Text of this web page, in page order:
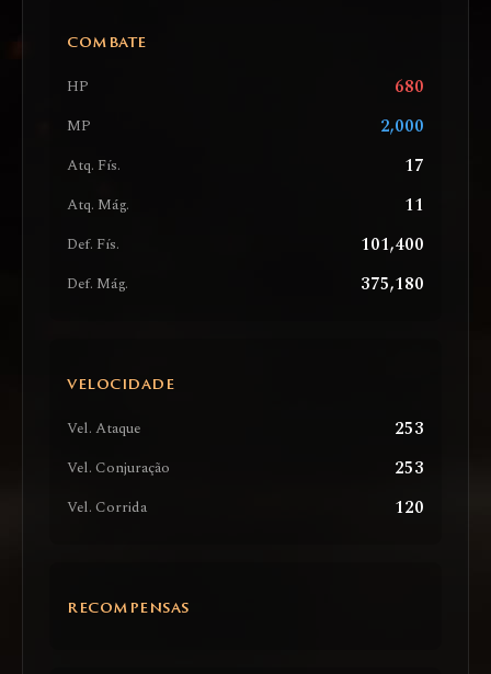
COMBATE
HP 680
MP 2,000
Atq. Fís. 17
Atq. Mág. 11
Def. Fís. 101,400
Def. Mág. 375,180
VELOCIDADE
Vel. Ataque 253
Vel. Conjuração 253
Vel. Corrida 120
RECOMPENSAS